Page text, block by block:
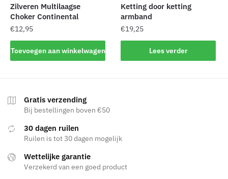
Zilveren Multilaagse
Choker Continental
€12,95
Toevoegen aan winkelwagen
Ketting door ketting
armband
€19,25
Lees verder
Gratis verzending
Bij bestellingen boven €50
30 dagen ruilen
Ruilen is tot 30 dagen mogelijk
Wettelijke garantie
Verzekerd van een goed product